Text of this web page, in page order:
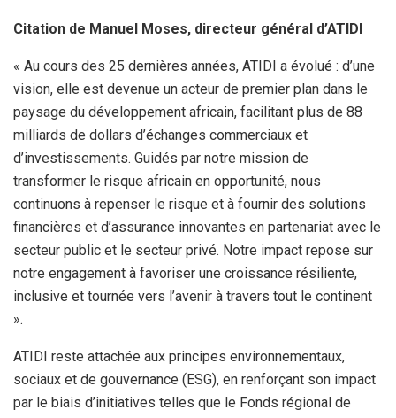
Citation de Manuel Moses, directeur général d’ATIDI
« Au cours des 25 dernières années, ATIDI a évolué : d’une
vision, elle est devenue un acteur de premier plan dans le
paysage du développement africain, facilitant plus de 88
milliards de dollars d’échanges commerciaux et
d’investissements. Guidés par notre mission de
transformer le risque africain en opportunité, nous
continuons à repenser le risque et à fournir des solutions
financières et d’assurance innovantes en partenariat avec le
secteur public et le secteur privé. Notre impact repose sur
notre engagement à favoriser une croissance résiliente,
inclusive et tournée vers l’avenir à travers tout le continent
».
ATIDI reste attachée aux principes environnementaux,
sociaux et de gouvernance (ESG), en renforçant son impact
par le biais d’initiatives telles que le Fonds régional de